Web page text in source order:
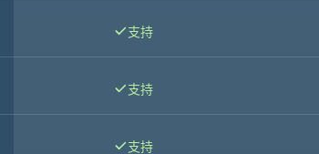
支持
支持
支持